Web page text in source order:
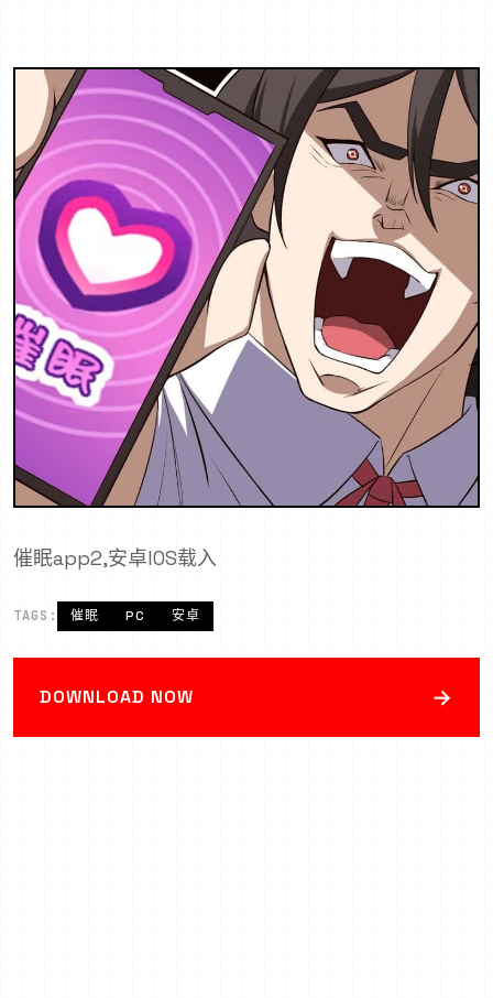
催眠app2,安卓IOS载入
TAGS: 催眠 PC 安卓
DOWNLOAD NOW →